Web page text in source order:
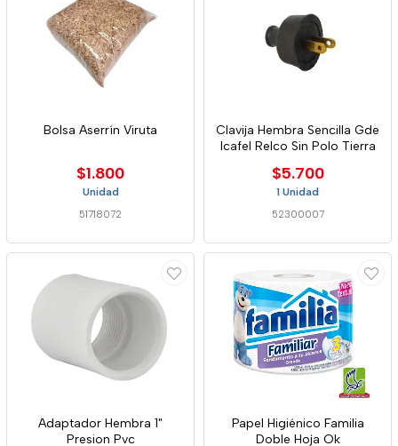
Bolsa Aserrín Viruta
$1.800
Unidad
51718072
Clavija Hembra Sencilla Gde
Icafel Relco Sin Polo Tierra
$5.700
1 Unidad
52300007
Adaptador Hembra 1"
Presion Pvc
Papel Higiénico Familia
Doble Hoja Ok